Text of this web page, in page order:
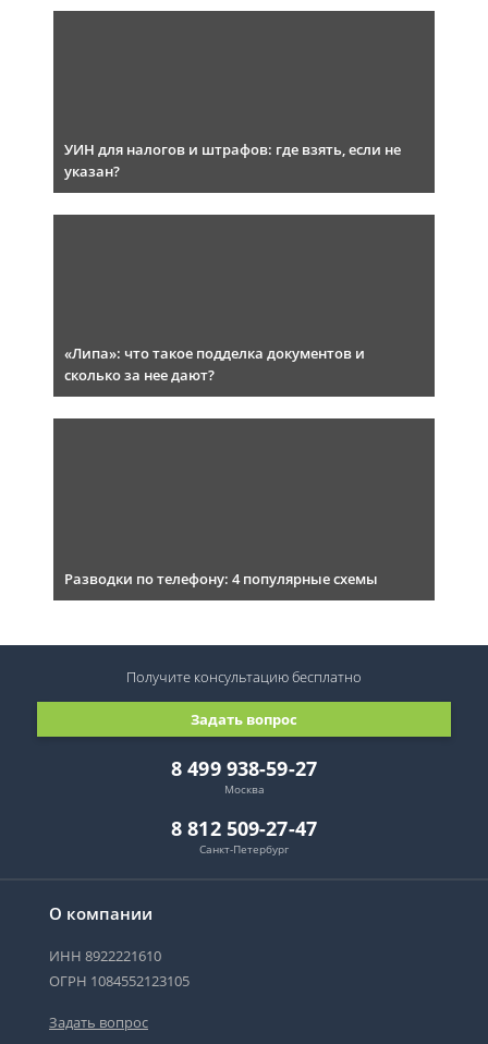
УИН для налогов и штрафов: где взять, если не
указан?
«Липа»: что такое подделка документов и
сколько за нее дают?
Разводки по телефону: 4 популярные схемы
О компании
ИНН 8922221610
ОГРН 1084552123105
Задать вопрос
8 499 938-59-27
Москва
8 812 509-27-47
Санкт-Петербург
Задать вопрос
Получите консультациюбесплатно